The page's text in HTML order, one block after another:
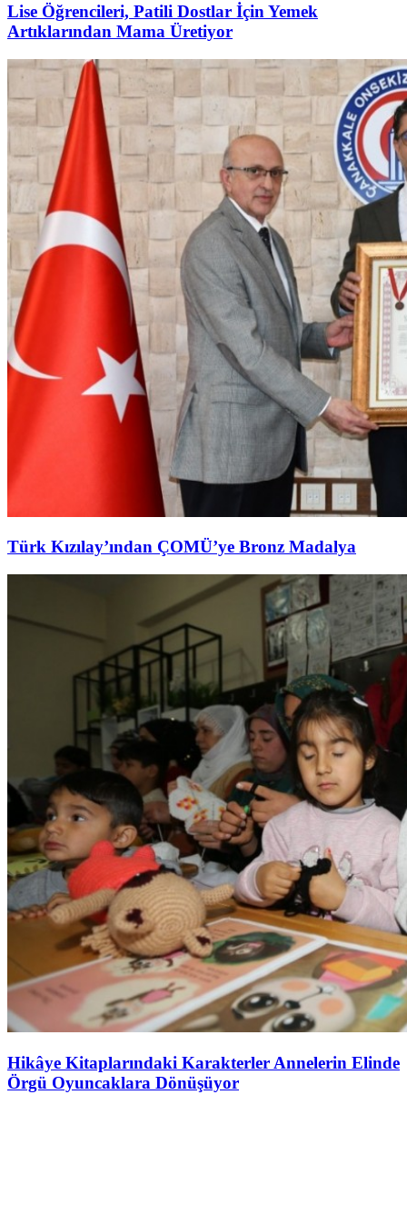
Lise Öğrencileri, Patili Dostlar İçin Yemek
Artıklarından Mama Üretiyor
Türk Kızılay’ından ÇOMÜ’ye Bronz Madalya
Hikâye Kitaplarındaki Karakterler Annelerin Elinde
Örgü Oyuncaklara Dönüşüyor